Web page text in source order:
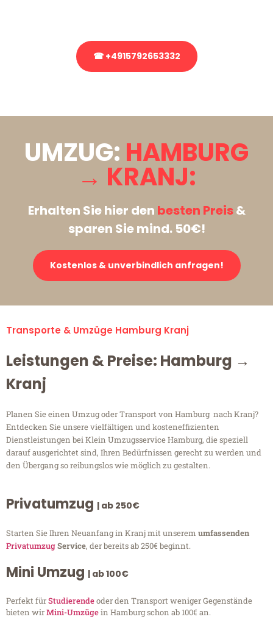
☎ +4915792653332
UMZUG: HAMBURG
→ KRANJ:
Erhalten Sie hier den besten Preis&
sparen Sie mind. 50€!
Kostenlos & unverbindlich anfragen!
Transporte & Umzüge Hamburg Kranj
Leistungen & Preise: Hamburg →
Kranj
Planen Sie einen Umzug oder Transport von Hamburg nach Kranj?
Entdecken Sie unsere vielfältigen und kosteneffizienten
Dienstleistungen bei Klein Umzugsservice Hamburg, die speziell
darauf ausgerichtet sind, Ihren Bedürfnissen gerecht zu werden und
den Übergang so reibungslos wie möglich zu gestalten.
Privatumzug | ab 250€
Starten Sie Ihren Neuanfang in Kranj mit unserem umfassenden
PrivatumzugService, der bereits ab 250€ beginnt.
Mini Umzug | ab 100€
Perfekt fürStudierendeoder den Transport weniger Gegenstände
bieten wirMini-Umzügein Hamburg schon ab 100€ an.